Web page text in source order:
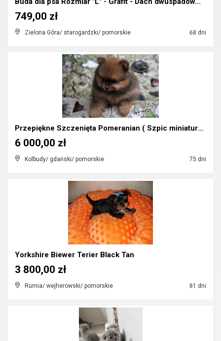
Zielona Góra/ starogardzki/ pomorskie 68 dni
749,00 zł
Przepiękne Szczenięta Pomeranian ( Szpic miniaturo...
Kolbudy/ gdański/ pomorskie 75 dni
6 000,00 zł
Yorkshire Biewer Terier Black Tan
Rumia/ wejherowski/ pomorskie 81 dni
3 800,00 zł